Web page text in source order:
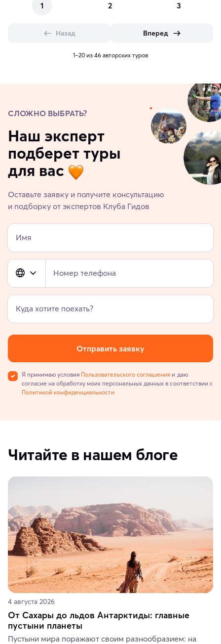
1 2 3
Назад Вперед
1–20 из 46 авторских туров
СЛОЖНО ВЫБРАТЬ?
Наш эксперт
подберет туры
для вас
Оставьте заявку и получите консультацию
и подборку от экспертов Клуба Гидов
Имя
Номер телефона
Куда хотите поехать?
Отправить заявку
Я принимаю условия Пользовательского соглашения и даю
согласие на обработку моих персональных данных в соответствии с
Политикой конфиденциальности
Читайте в нашем блоге
4 августа 2026
От Сахары до льдов Антарктиды: главные
пустыни планеты
Пустыни мира поражают своим разнообразием: на